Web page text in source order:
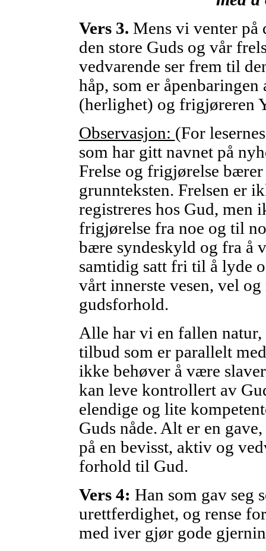
Vers 3. Mens vi venter på
den store Guds og vår
vedvarende ser frem til
håp, som er
(herlighet) og frigjøreren
Observasjon: (For
som har gitt navnet på
Frelse og frigjørelse
grunnteksten. Frelsen er
registreres hos Gud, men
frigjørelse fra noe og til
bære syndeskyld og fra å
samtidig satt fri til å lyde
vårt innerste vesen, vel
gudsforhold.
Alle har vi en fallen natur,
tilbud som er parallelt
ikke behøver å være
kan leve kontrollert av
elendige og lite
Guds nåde. Alt er en
på en bevisst, aktiv og
forhold til Gud.
Vers 4: Han som gav seg
urettferdighet, og rense
med iver gjør gode